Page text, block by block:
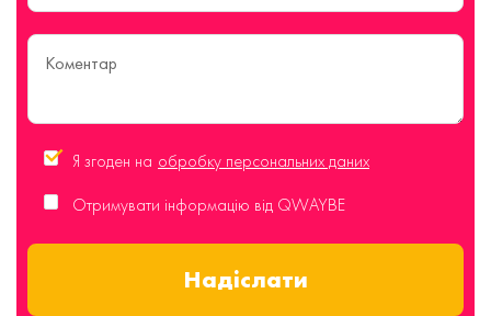
Я згоден на обробку персональних даних
Отримувати інформацію від QWAYBE
Надіслати